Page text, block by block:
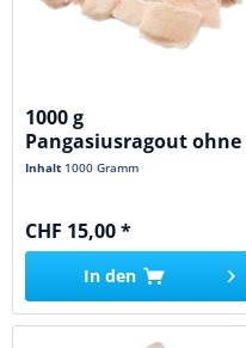
1000 g
Pangasiusragout ohne
Haut
Inhalt 1000 Gramm
CHF 15,00 *
In den